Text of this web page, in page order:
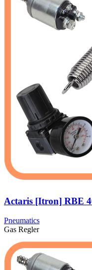
Actaris [Itron] RBE
Pneumatics
Gas Regler